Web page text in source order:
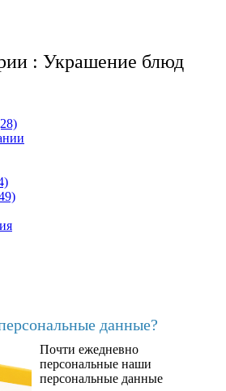
: Украшение блюд
данные?
Почти ежедневно
персональные наши
персональные данные